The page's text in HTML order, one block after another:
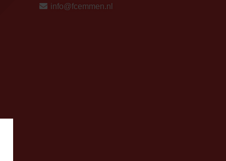
info@fcemmen.nl